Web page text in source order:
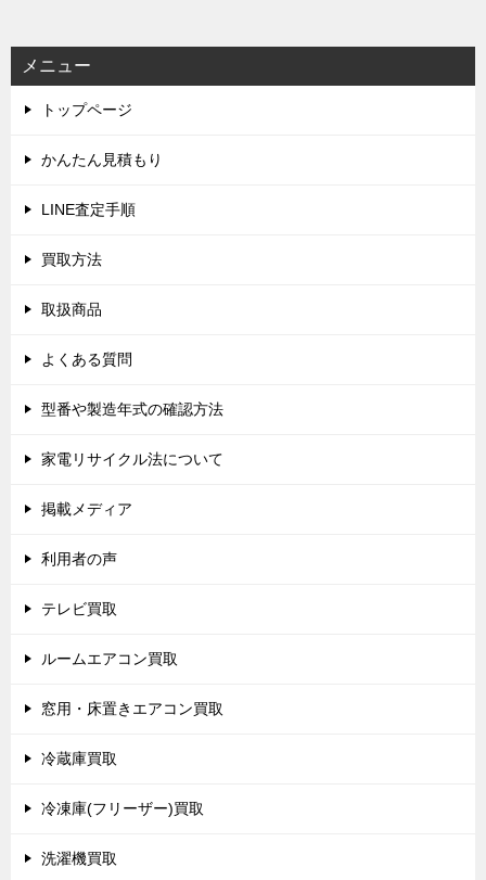
メニュー
トップページ
かんたん見積もり
LINE査定手順
買取方法
取扱商品
よくある質問
型番や製造年式の確認方法
家電リサイクル法について
掲載メディア
利用者の声
テレビ買取
ルームエアコン買取
窓用・床置きエアコン買取
冷蔵庫買取
冷凍庫(フリーザー)買取
洗濯機買取